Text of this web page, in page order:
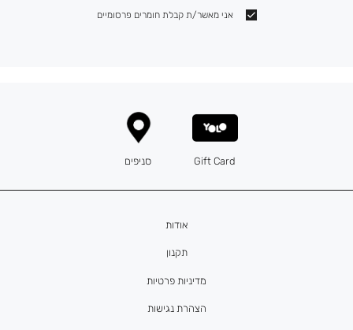
אני מאשר/ת קבלת חומרים פרסומיים
אודות
תקנון
מדיניות פרטיות
הצהרת נגישות
Gift Card סניפים